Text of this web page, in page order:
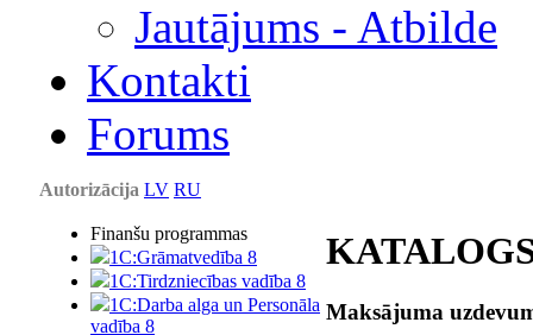
Jautājums - Atbilde
Kontakti
Forums
Autorizācija LV RU
Finanšu programmas
1C:Grāmatvedība 8
1C:Tirdzniecības vadība 8
1C:Darba alga un Personāla
vadība 8
Maksājuma